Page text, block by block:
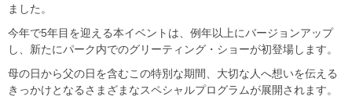
ました。
今年で5年目を迎える本イベントは、例年以上にバージョンアップ
し、新たにパーク内でのグリーティング・ショーが初登場します。
母の日から父の日を含むこの特別な期間、大切な人へ想いを伝える
きっかけとなるさまざまなスペシャルプログラムが展開されます。